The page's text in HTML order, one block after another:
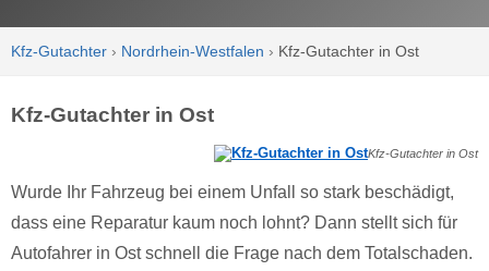
Kfz-Gutachter › Nordrhein-Westfalen › Kfz-Gutachter in Ost
Kfz-Gutachter in Ost
Kfz-Gutachter in Ost
Wurde Ihr Fahrzeug bei einem Unfall so stark beschädigt,
dass eine Reparatur kaum noch lohnt? Dann stellt sich für
Autofahrer in Ost schnell die Frage nach dem Totalschaden.